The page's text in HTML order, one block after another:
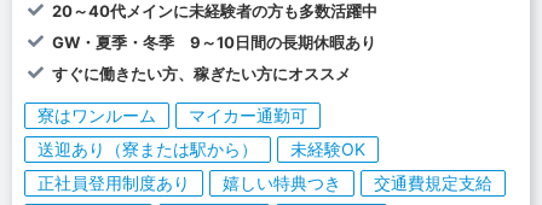
20～40代メインに未経験者の方も多数活躍中
GW・夏季・冬季 9～10日間の長期休暇あり
すぐに働きたい方、稼ぎたい方にオススメ
寮はワンルーム
マイカー通勤可
送迎あり（寮または駅から）
未経験OK
正社員登用制度あり
嬉しい特典つき
交通費規定支給